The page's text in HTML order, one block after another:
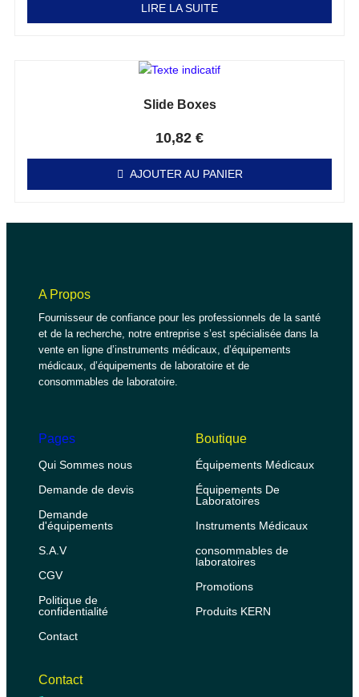
LIRE LA SUITE
Slide Boxes
10,82 €
AJOUTER AU PANIER
A Propos
Fournisseur de confiance pour les professionnels de la santé
et de la recherche, notre entreprise s’est spécialisée dans la
vente en ligne d’instruments médicaux, d’équipements
médicaux, d’équipements de laboratoire et de
consommables de laboratoire.
Pages
Qui Sommes nous
Demande de devis
Demande
d'équipements
S.A.V
CGV
Politique de
confidentialité
Contact
Boutique
Équipements Médicaux
Équipements De
Laboratoires
Instruments Médicaux
consommables de
laboratoires
Promotions
Produits KERN
Contact